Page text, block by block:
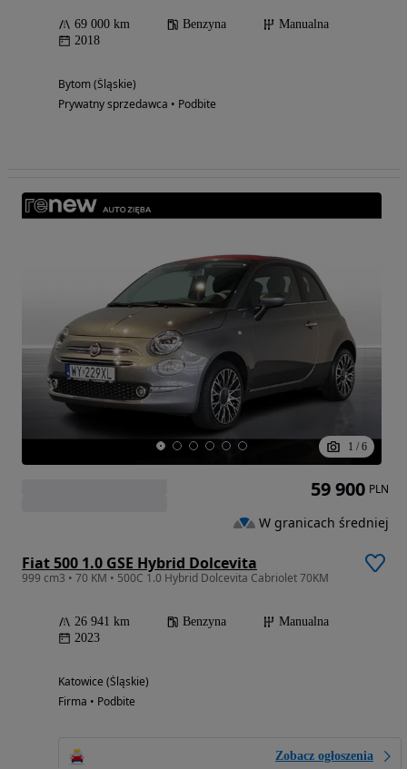
69 000 km Benzyna
Manualna
2018
Bytom (Śląskie)
Prywatny sprzedawca • Podbite
1 / 6
Fiat 500 1.0 GSE Hybrid Dolcevita
999 cm3 • 70 KM • 500C 1.0 Hybrid Dolcevita Cabriolet 70KM
26 941 km Benzyna
Manualna
2023
Katowice (Śląskie)
Firma • Podbite
Zobacz ogłoszenia
59 900 PLN
W granicach średniej